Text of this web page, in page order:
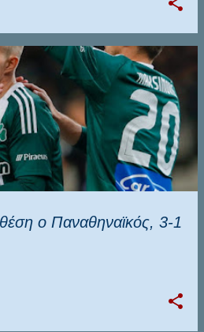
ο Παναθηναϊκός, 3-1